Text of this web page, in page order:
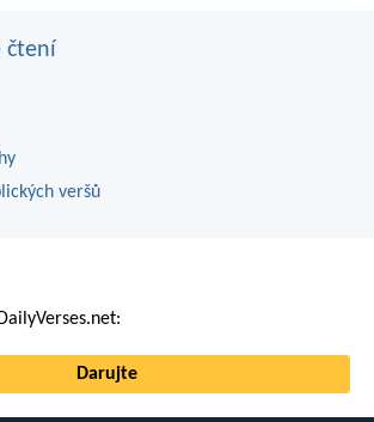
čtení
veršů
Darujte